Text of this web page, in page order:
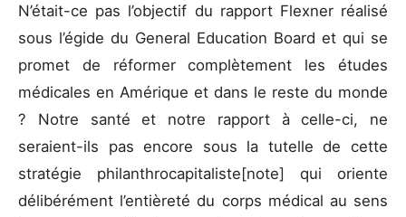
N’était-ce pas l’objectif du rapport Flexner réalisé
sous l’égide du General Education Board et qui se
promet de réformer complètement les études
médicales en Amérique et dans le reste du monde
? Notre santé et notre rapport à celle-ci, ne
seraient-ils pas encore sous la tutelle de cette
stratégie philanthrocapitaliste[note] qui oriente
délibérément l’entièreté du corps médical au sens